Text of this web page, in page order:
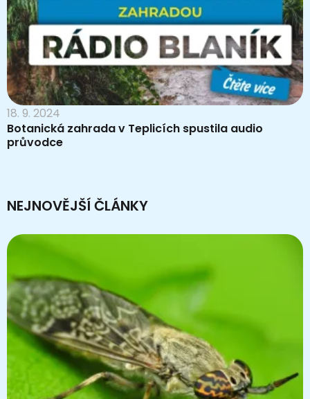
18. 9. 2024
Botanická zahrada v Teplicích spustila audio
průvodce
NEJNOVĚJŠÍ ČLÁNKY